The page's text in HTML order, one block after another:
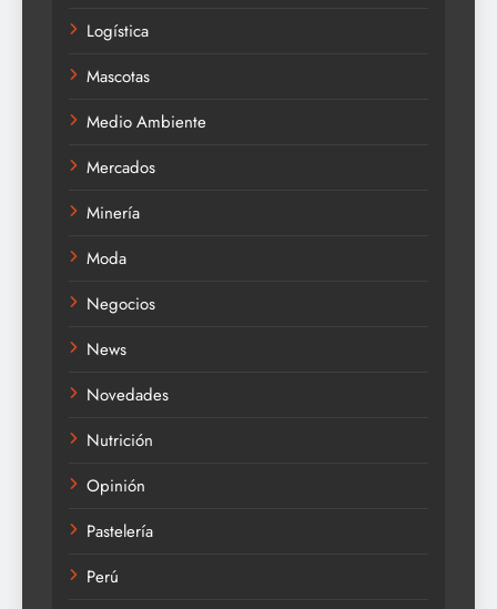
Logística
Mascotas
Medio Ambiente
Mercados
Minería
Moda
Negocios
News
Novedades
Nutrición
Opinión
Pastelería
Perú